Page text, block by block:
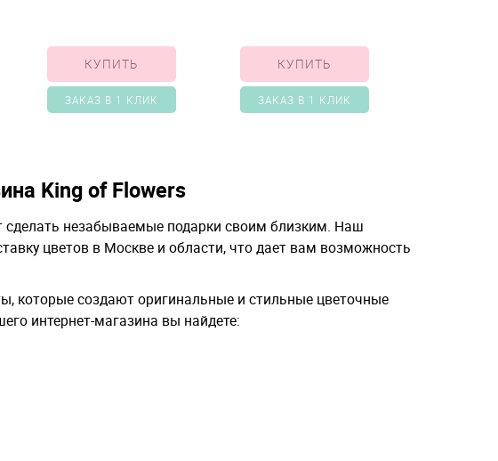
КУПИТЬ
ЗАКАЗ В 1 КЛИК
КУПИТЬ
ЗАКАЗ В 1 КЛИК
King of Flowers
сделать незабываемые подарки своим близким. Наш
цветов в Москве и области, что дает вам возможность
которые создают оригинальные и стильные цветочные
интернет-магазина вы найдете: